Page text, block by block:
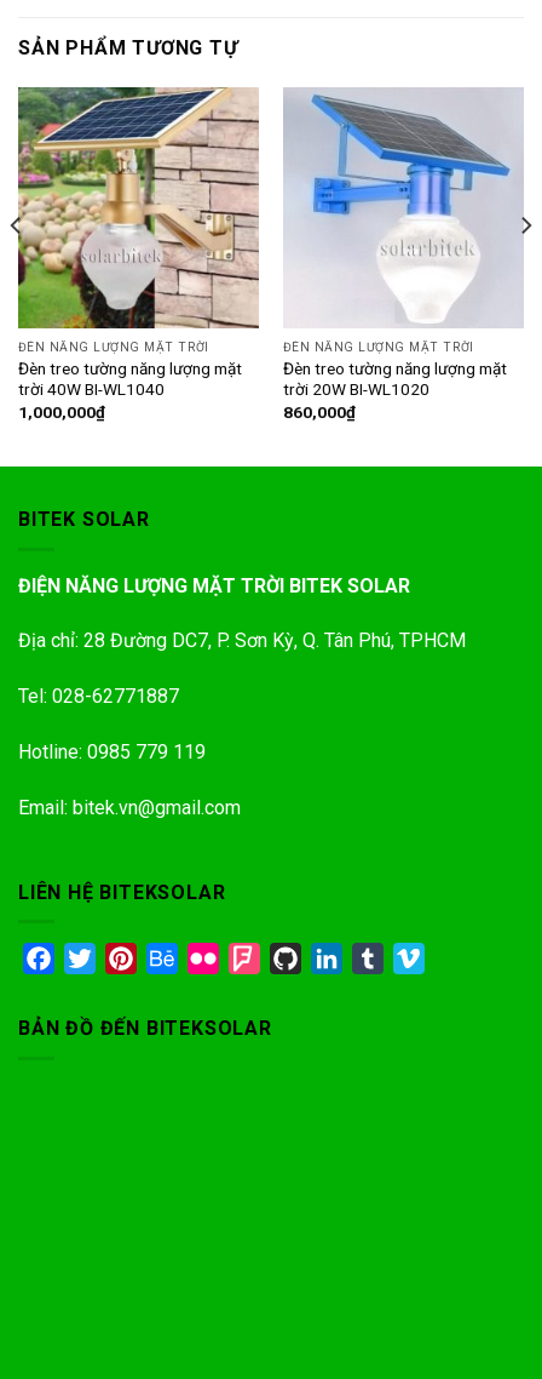
SẢN PHẨM TƯƠNG TỰ
ĐÈN NĂNG LƯỢNG MẶT TRỜI
Đèn treo tường năng lượng mặt
trời 40W BI-WL1040
1,000,000₫
ĐÈN NĂNG LƯỢNG MẶT TRỜI
Đèn treo tường năng lượng mặt
trời 20W BI-WL1020
860,000₫
BITEK SOLAR
ĐIỆN NĂNG LƯỢNG MẶT TRỜI BITEK SOLAR
Địa chỉ: 28 Đường DC7, P. Sơn Kỳ, Q. Tân Phú, TPHCM
Tel: 028-62771887
Hotline: 0985 779 119
Email: bitek.vn@gmail.com
LIÊN HỆ BITEKSOLAR
FacebookTwitterPinterestBehance
Flickr Foursquare
GitHub LinkedIn
Tumblr
BẢN ĐỒ ĐẾN BITEKSOLAR